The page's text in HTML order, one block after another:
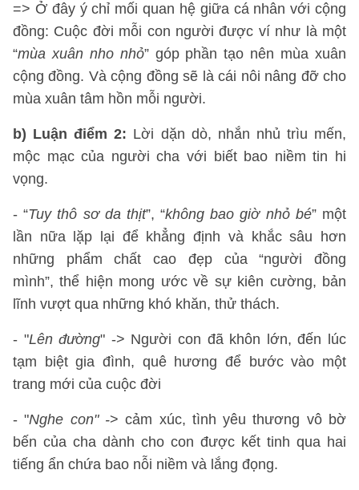
=> Ở đây ý chỉ mối quan hệ giữa cá nhân với cộng
đồng: Cuộc đời mỗi con người được ví như là một
“mùa xuân nho nhỏ” góp phần tạo nên mùa xuân
cộng đồng. Và cộng đồng sẽ là cái nôi nâng đỡ cho
mùa xuân tâm hồn mỗi người.
b) Luận điểm 2: Lời dặn dò, nhắn nhủ trìu mến,
mộc mạc của người cha với biết bao niềm tin hi
vọng.
- “Tuy thô sơ da thịt”, “không bao giờ nhỏ bé” một
lần nữa lặp lại để khẳng định và khắc sâu hơn
những phẩm chất cao đẹp của “người đồng
mình”, thể hiện mong ước về sự kiên cường, bản
lĩnh vượt qua những khó khăn, thử thách.
- "Lên đường" -> Người con đã khôn lớn, đến lúc
tạm biệt gia đình, quê hương để bước vào một
trang mới của cuộc đời
- "Nghe con" -> cảm xúc, tình yêu thương vô bờ
bến của cha dành cho con được kết tinh qua hai
tiếng ẩn chứa bao nỗi niềm và lắng đọng.